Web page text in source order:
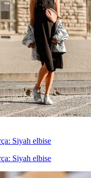
Siyah elbise
Siyah elbise